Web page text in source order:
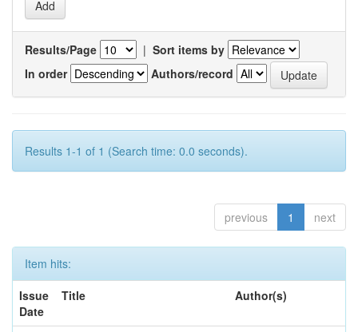
Results/Page | Sort items by
In order
Authors/record
Results 1-1 of 1 (Search time: 0.0 seconds).
previous 1 next
Item hits:
Issue
Date
Title Author(s)